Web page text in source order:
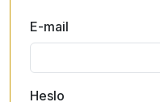
E-mail
Heslo